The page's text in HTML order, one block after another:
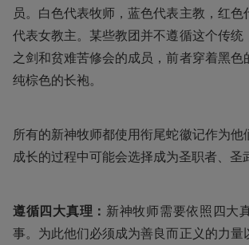
员。白色代表牧师，蓝色代表主教，红
代表女教主。某些教团并不遵循这个传统
之剑和贫难苦修会的成员，前者穿着黑色
纯棕色的长袍。
所有的新神牧师都使用衔尾蛇徽记作为他
成长的过程中可能会选择成为圣职者、圣
遵循四大真理： 新神牧师需要依照四大
事。为此他们必须成为善良而正义的力量